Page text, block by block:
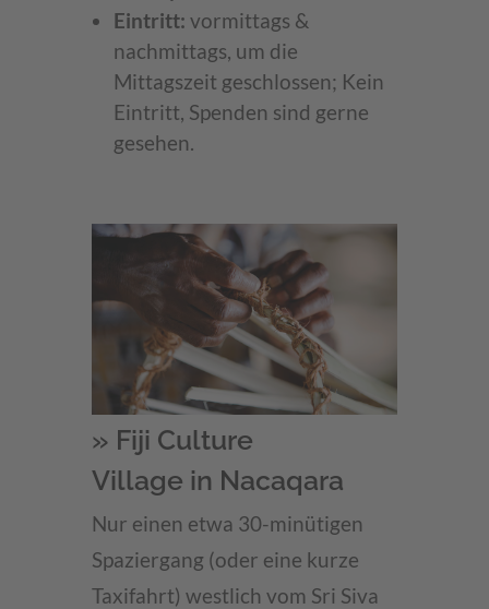
Eintritt: vormittags &
nachmittags, um die
Mittagszeit geschlossen; Kein
Eintritt, Spenden sind gerne
gesehen.
» Fiji Culture
Village in Nacaqara
Nur einen etwa 30-minütigen
Spaziergang (oder eine kurze
Taxifahrt) westlich vom Sri Siva